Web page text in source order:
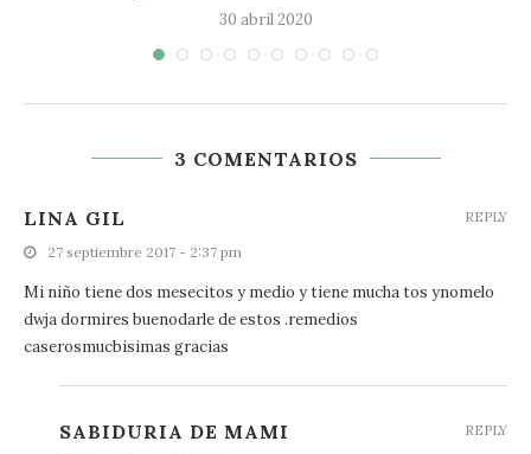
30 abril 2020
3 COMENTARIOS
LINA GIL
27 septiembre 2017 - 2:37 pm
Mi niño tiene dos mesecitos y medio y tiene mucha tos ynomelo
dwja dormires buenodarle de estos .remedios
caserosmucbisimas gracias
REPLY
SABIDURIA DE MAMI REPLY